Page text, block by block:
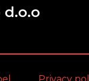
d.o.o